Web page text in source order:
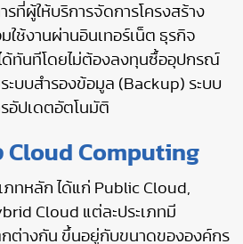
ที่ผู้ให้บริการจัดการโครงสร้าง
ช้งานผ่านอินเทอร์เน็ต ธุรกิจ
ด้ทันทีโดยไม่ต้องลงทุนซื้ออุปกรณ์
บบสำรองข้อมูล (Backup) ระบบ
อัปเดตอัตโนมัติ
Cloud Computing
ภทหลัก ได้แก่ Public Cloud,
Cloud แต่ละประเภทมี
ต่างกัน ขึ้นอยู่กับขนาดขององค์กร